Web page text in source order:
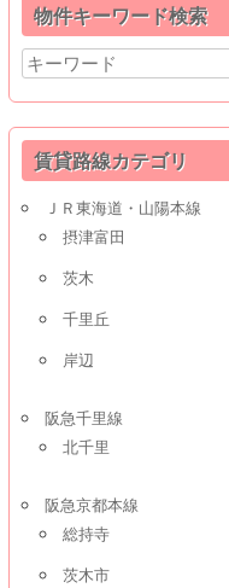
物件キーワード検索
Search
for:
賃貸路線カテゴリ
ＪＲ東海道・山陽本線
摂津富田
茨木
千里丘
岸辺
阪急千里線
北千里
阪急京都本線
総持寺
茨木市